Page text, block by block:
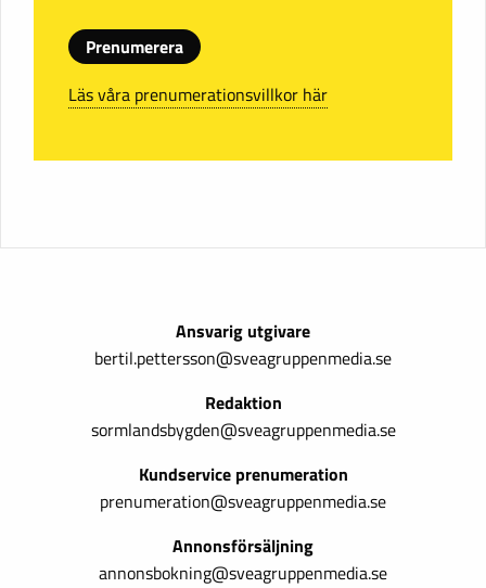
Prenumerera
Läs våra prenumerationsvillkor här
Ansvarig utgivare
bertil.pettersson@sveagruppenmedia.se
Redaktion
sormlandsbygden@sveagruppenmedia.se
Kundservice prenumeration
prenumeration@sveagruppenmedia.se
Annonsförsäljning
annonsbokning@sveagruppenmedia.se